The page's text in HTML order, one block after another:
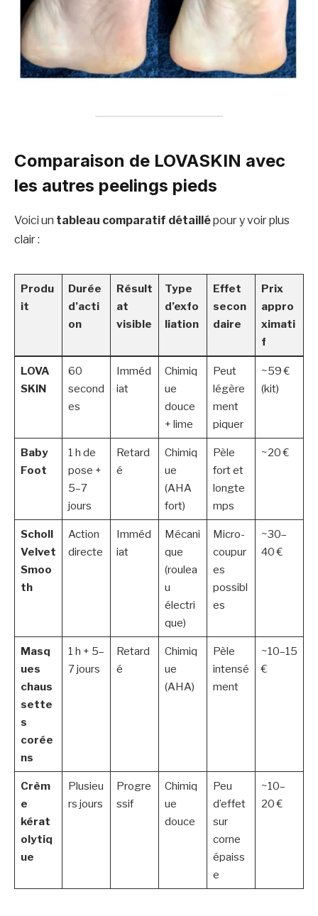
Comparaison de LOVASKIN avec
les autres peelings pieds
Voici un tableau comparatif détaillépour y voir plus
clair :
Produ
it
Durée
d’acti
on
Résult
at
visible
Type
d’exfo
liation
Effet
secon
daire
Prix
appro
ximati
f
LOVA
SKIN
60
second
es
Imméd
iat
Chimiq
ue
douce
+ lime
Peut
légère
ment
piquer
~59 €
(kit)
Baby
Foot
1 h de
pose +
5–7
jours
Retard
é
Chimiq
ue
(AHA
fort)
Pèle
fort et
longte
mps
~20 €
Scholl
Velvet
Smoo
th
Action
directe
Imméd
iat
Mécani
que
(roulea
u
électri
que)
Micro-
coupur
es
possibl
es
~30–
40 €
Masq
ues
chaus
sette
s
corée
ns
1 h + 5–
7 jours
Retard
é
Chimiq
ue
(AHA)
Pèle
intensé
ment
~10–15
€
Crèm
e
kérat
olytiq
ue
Plusieu
rs jours
Progre
ssif
Chimiq
ue
douce
Peu
d’effet
sur
corne
épaiss
e
~10–
20 €